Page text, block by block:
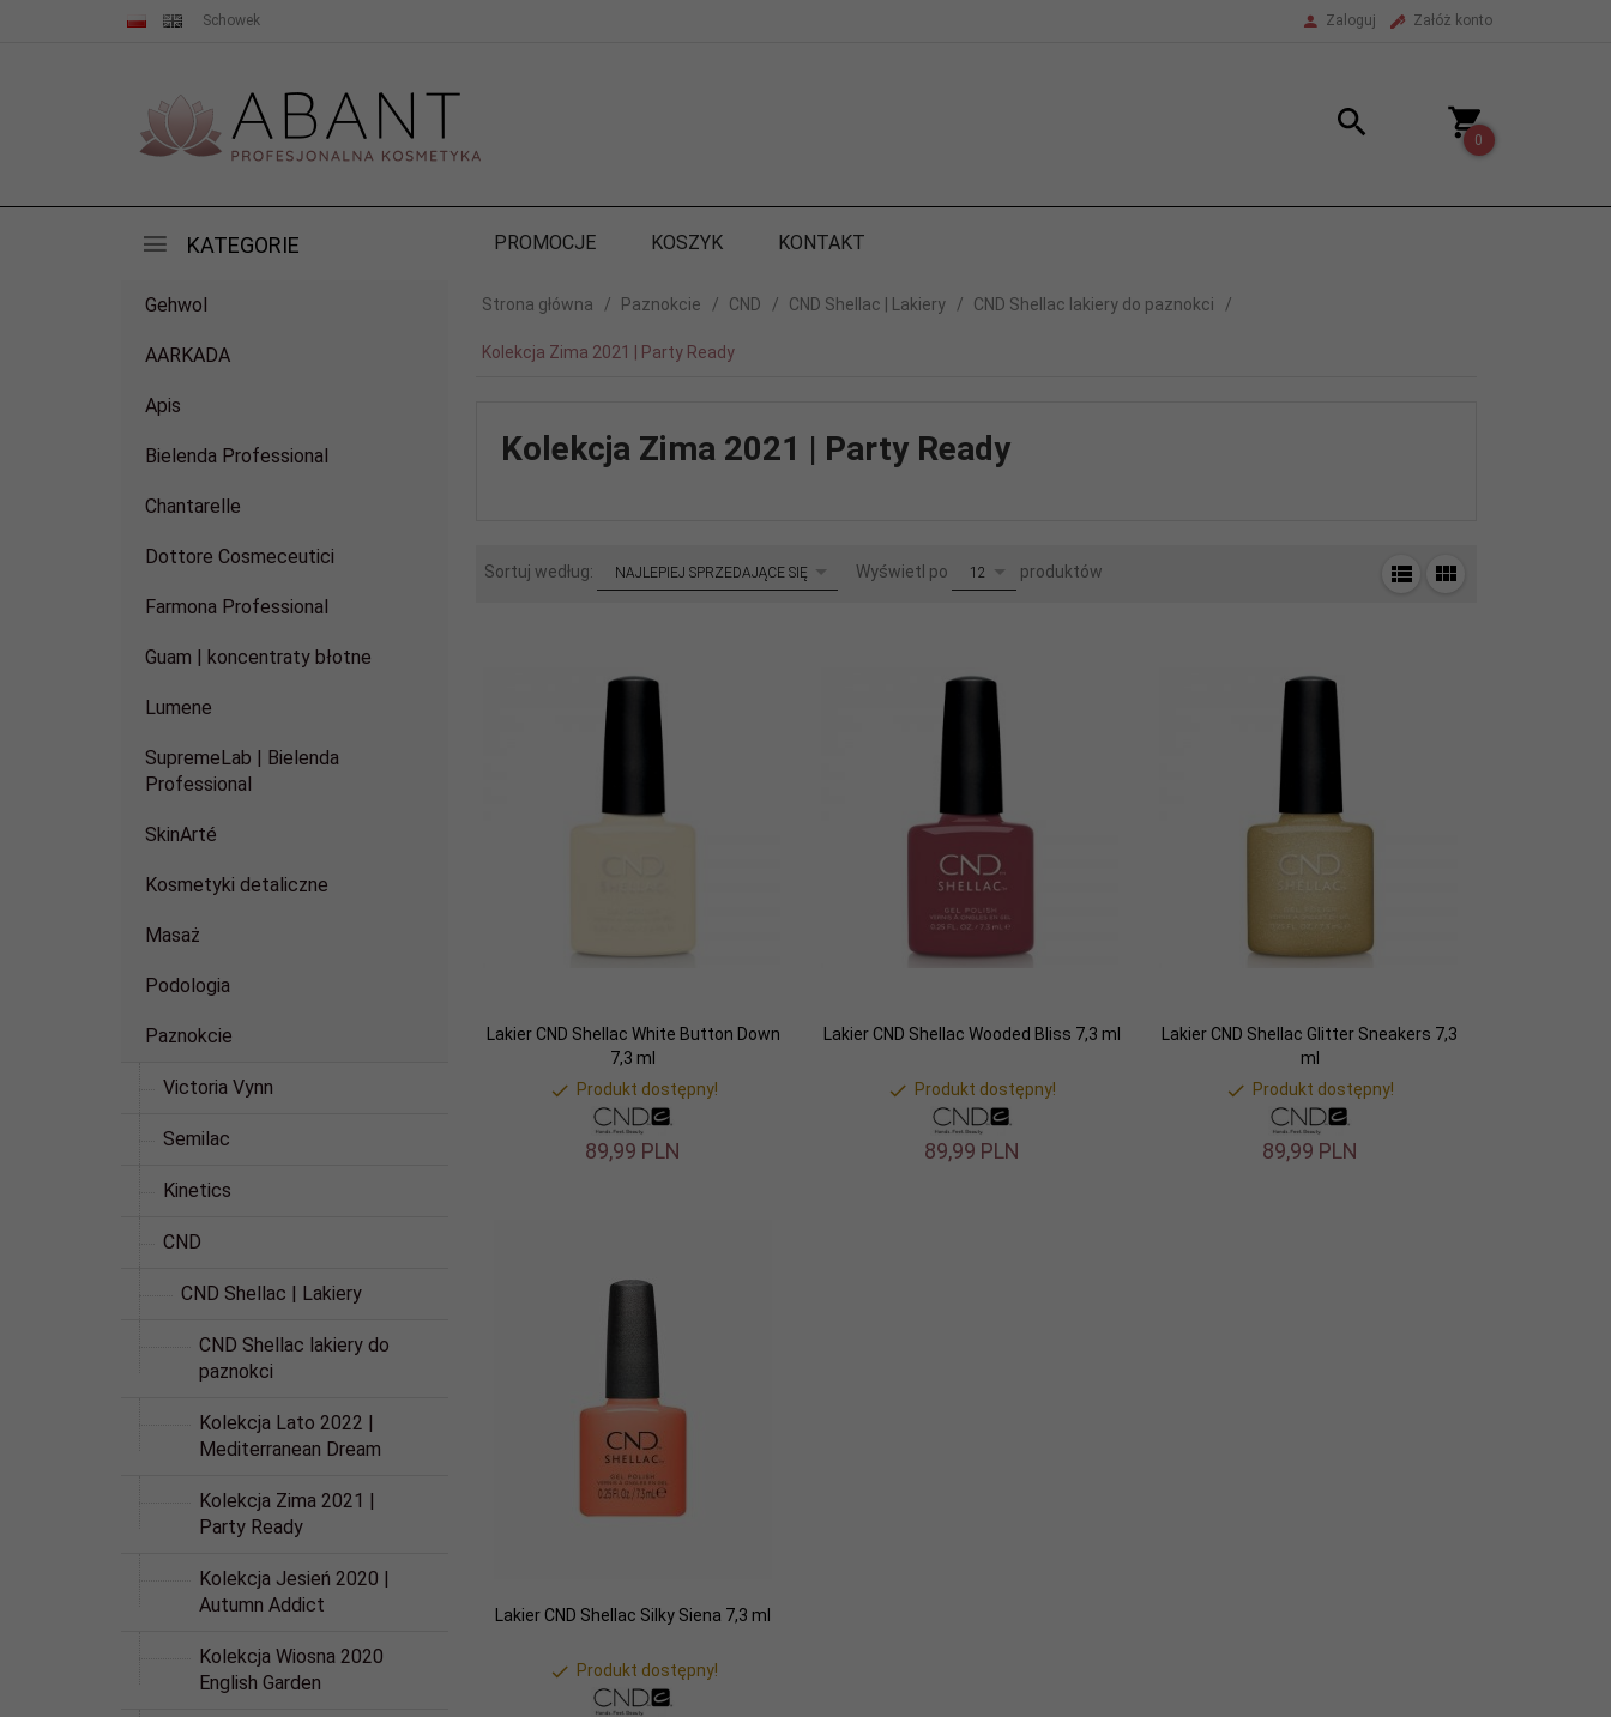
Schowek Zaloguj Załóż konto
0
KATEGORIE PROMOCJE KOSZYK KONTAKT
Gehwol
AARKADA
Apis
Bielenda Professional
Chantarelle
Dottore Cosmeceutici
Farmona Professional
Guam | koncentraty błotne
Lumene
SupremeLab | Bielenda
Professional
SkinArté
Kosmetyki detaliczne
Masaż
Podologia
Paznokcie
Victoria Vynn
Semilac
Kinetics
CND
CND Shellac | Lakiery
CND Shellac lakiery do
paznokci
Kolekcja Lato 2022 |
Mediterranean Dream
Kolekcja Zima 2021 |
Party Ready
Kolekcja Jesień 2020 |
Autumn Addict
Kolekcja Wiosna 2020
English Garden
Strona główna Paznokcie CND CND Shellac | Lakiery CND Shellac lakiery do paznokci
Kolekcja Zima 2021 | Party Ready
Kolekcja Zima 2021 | Party Ready
Sortuj według: sortNAJLEPIEJ SPRZEDAJĄCE SIĘ Wyświetl po pop12 produktów
Lakier CND Shellac White Button Down
7,3 ml
Produkt dostępny!
89,99 PLN
Lakier CND Shellac Wooded Bliss 7,3 ml
Produkt dostępny!
89,99 PLN
Lakier CND Shellac Glitter Sneakers 7,3
ml
Produkt dostępny!
89,99 PLN
Lakier CND Shellac Silky Siena 7,3 ml
Produkt dostępny!